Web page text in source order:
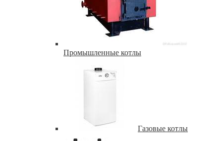
Промышленные котлы
Газовые котлы